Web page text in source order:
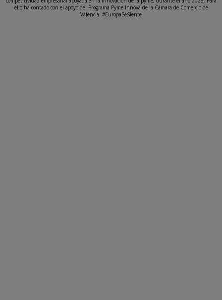
ello ha contado con el apoyo del Programa Pyme Innova de la Cámara de Comercio de
Valencia. #EuropaSeSiente